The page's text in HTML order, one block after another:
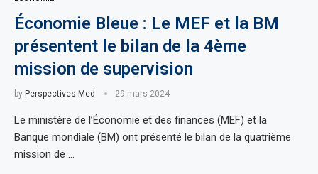
Économie Bleue : Le MEF et la BM
présentent le bilan de la 4ème
mission de supervision
by Perspectives Med 29 mars 2024
Le ministère de l’Économie et des finances (MEF) et la
Banque mondiale (BM) ont présenté le bilan de la quatrième
mission de …